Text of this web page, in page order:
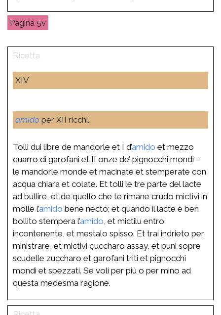
5v
XIV
amido per XII ricchi.
Tolli dui libre de mandorle et I d’amido et mezzo
quarro di garofani et II onze de’ pignocchi mondi –
le mandorle monde et macinate et stemperate con
acqua chiara et colate. Et tolli le tre parte del lacte
ad bullire, et de quello che te rimane crudo mictivi in
molle l’amido bene necto; et quando il lacte è ben
bollito stempera l’amido , et mictilu entro
incontenente, et mestalo spisso. Et trai indrieto per
ministrare, et mictivi çuccharo assay, et puni sopre
scudelle zuccharo et garofani triti et pignocchi
mondi et spezzati. Se voli per più o per mino ad
questa medesma ragione.